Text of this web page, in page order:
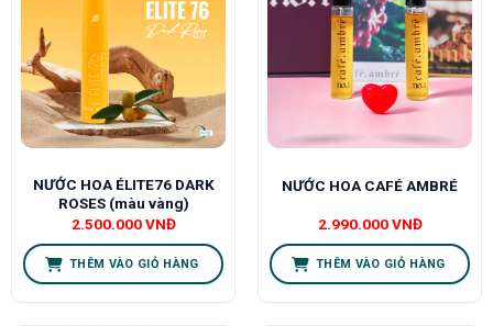
NƯỚC HOA ÉLITE76 DARK
ROSES (màu vàng)
2.500.000VNĐ
THÊM VÀO GIỎ HÀNG
NƯỚC HOA CAFÉ AMBRÉ
2.990.000VNĐ
THÊM VÀO GIỎ HÀNG